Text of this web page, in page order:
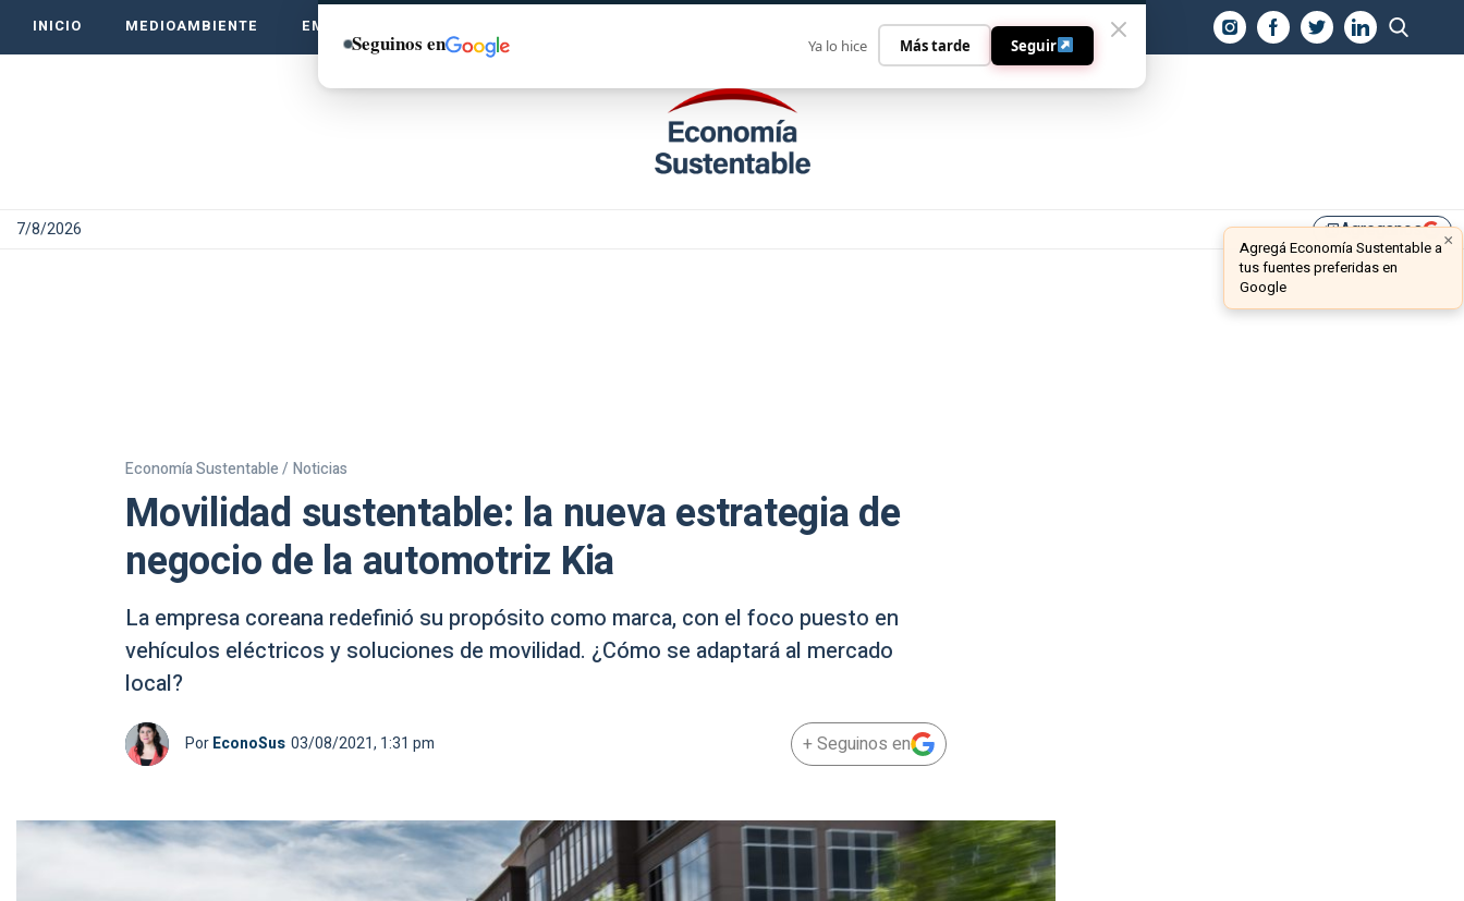
INICIO MEDIOAMBIENTE EMPRENDE VERDE CONTACTO
7/8/2026 library_addAgreganos ×
Agregá Economía Sustentable a
tus fuentes preferidas en
Google
Economía Sustentable / Noticias
Movilidad sustentable: la nueva estrategia de
negocio de la automotriz Kia
La empresa coreana redefinió su propósito como marca, con el foco puesto en
vehículos eléctricos y soluciones de movilidad. ¿Cómo se adaptará al mercado
local?
PorEconoSus 03/08/2021, 1:31 pm + Seguinos en
Seguinos en Ya lo hice Más tarde Seguir